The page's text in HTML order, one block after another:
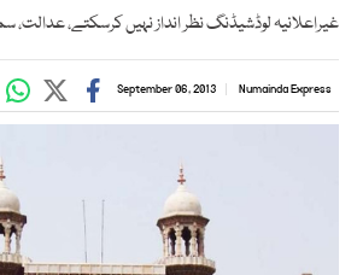
غیراعلانیہ لوڈشیڈنگ نظر انداز نہیں کرسکتے، عدالت، سماعت
Numainda Express
September 06, 2013